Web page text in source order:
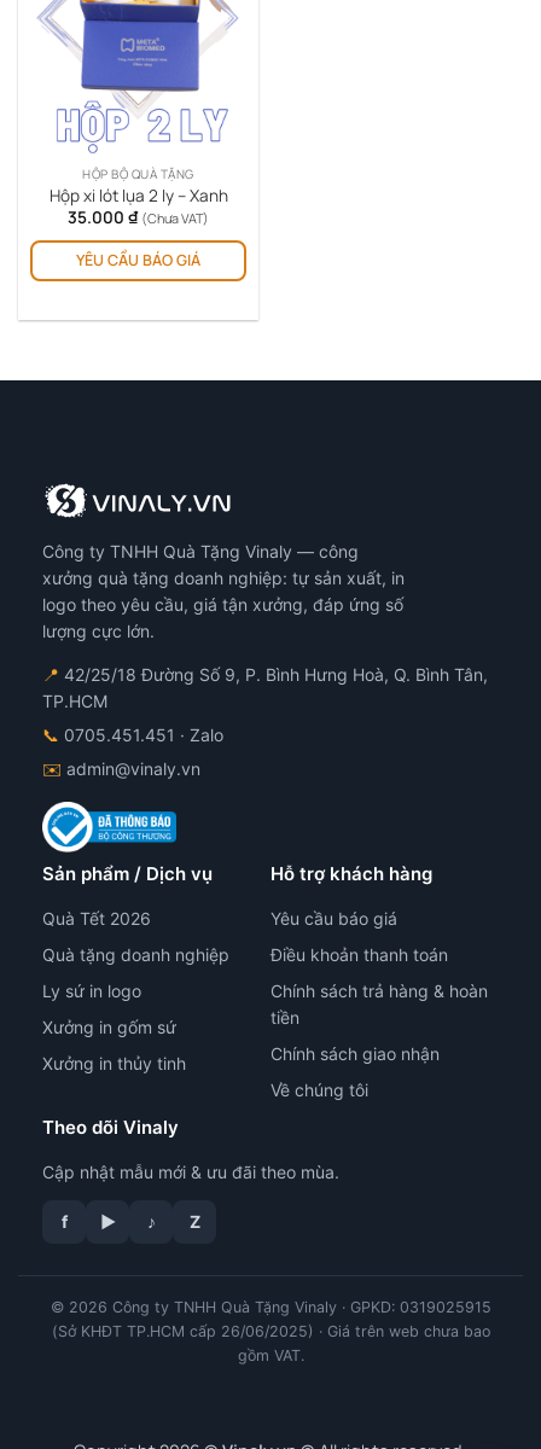
HỘP BỘ QUÀ TẶNG
Hộp xi lót lụa 2 ly – Xanh
35.000 ₫ (Chưa VAT)
YÊU CẦU BÁO GIÁ
Công ty TNHH Quà Tặng Vinaly — công
xưởng quà tặng doanh nghiệp: tự sản xuất, in
logo theo yêu cầu, giá tận xưởng, đáp ứng số
lượng cực lớn.
📍 42/25/18 Đường Số 9, P. Bình Hưng Hoà, Q. Bình Tân,
TP.HCM
📞 0705.451.451 · Zalo
✉️ admin@vinaly.vn
Sản phẩm / Dịch vụ
Quà Tết 2026
Quà tặng doanh nghiệp
Ly sứ in logo
Xưởng in gốm sứ
Xưởng in thủy tinh
Hỗ trợ khách hàng
Yêu cầu báo giá
Điều khoản thanh toán
Chính sách trả hàng & hoàn
tiền
Chính sách giao nhận
Về chúng tôi
Theo dõi Vinaly
Cập nhật mẫu mới & ưu đãi theo mùa.
f ▶ ♪ Z
© 2026 Công ty TNHH Quà Tặng Vinaly · GPKD: 0319025915
(Sở KHĐT TP.HCM cấp 26/06/2025) · Giá trên web chưa bao
gồm VAT.
tư vấn công nghệ in